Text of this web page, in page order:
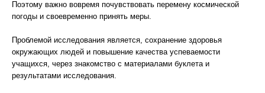
Поэтому важно вовремя почувствовать перемену космической
погоды и своевременно принять меры.
Проблемой исследования является, сохранение здоровья
окружающих людей и повышение качества успеваемости
учащихся, через знакомство с материалами буклета и
результатами исследования.